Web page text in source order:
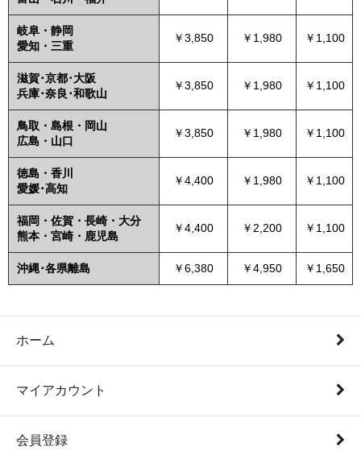
岐阜・静岡
愛知・三重
￥3,850 ￥1,980 ￥1,100
滋賀･京都･大阪
兵庫･奈良･和歌山
￥3,850 ￥1,980 ￥1,100
鳥取・島根・岡山
広島・山口
￥3,850 ￥1,980 ￥1,100
徳島・香川
愛媛･高知
￥4,400 ￥1,980 ￥1,100
福岡・佐賀・長崎・大分
熊本・宮崎・鹿児島
￥4,400 ￥2,200 ￥1,100
沖縄･各県離島 ￥6,380 ￥4,950 ￥1,650
ホーム
マイアカウント
会員登録